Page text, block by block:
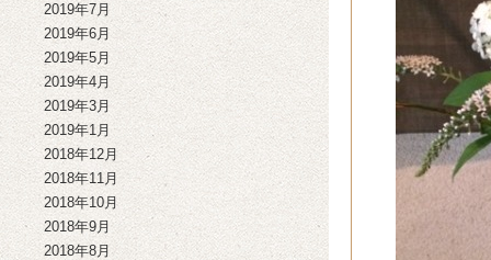
2019年7月
2019年6月
2019年5月
2019年4月
2019年3月
2019年1月
2018年12月
2018年11月
2018年10月
2018年9月
2018年8月